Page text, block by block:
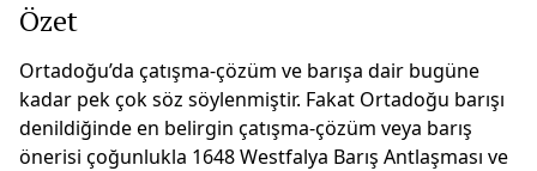
Özet
Ortadoğu’da çatışma-çözüm ve barışa dair bugüne
kadar pek çok söz söylenmiştir. Fakat Ortadoğu barışı
denildiğinde en belirgin çatışma-çözüm veya barış
önerisi çoğunlukla 1648 Westfalya Barış Antlaşması ve